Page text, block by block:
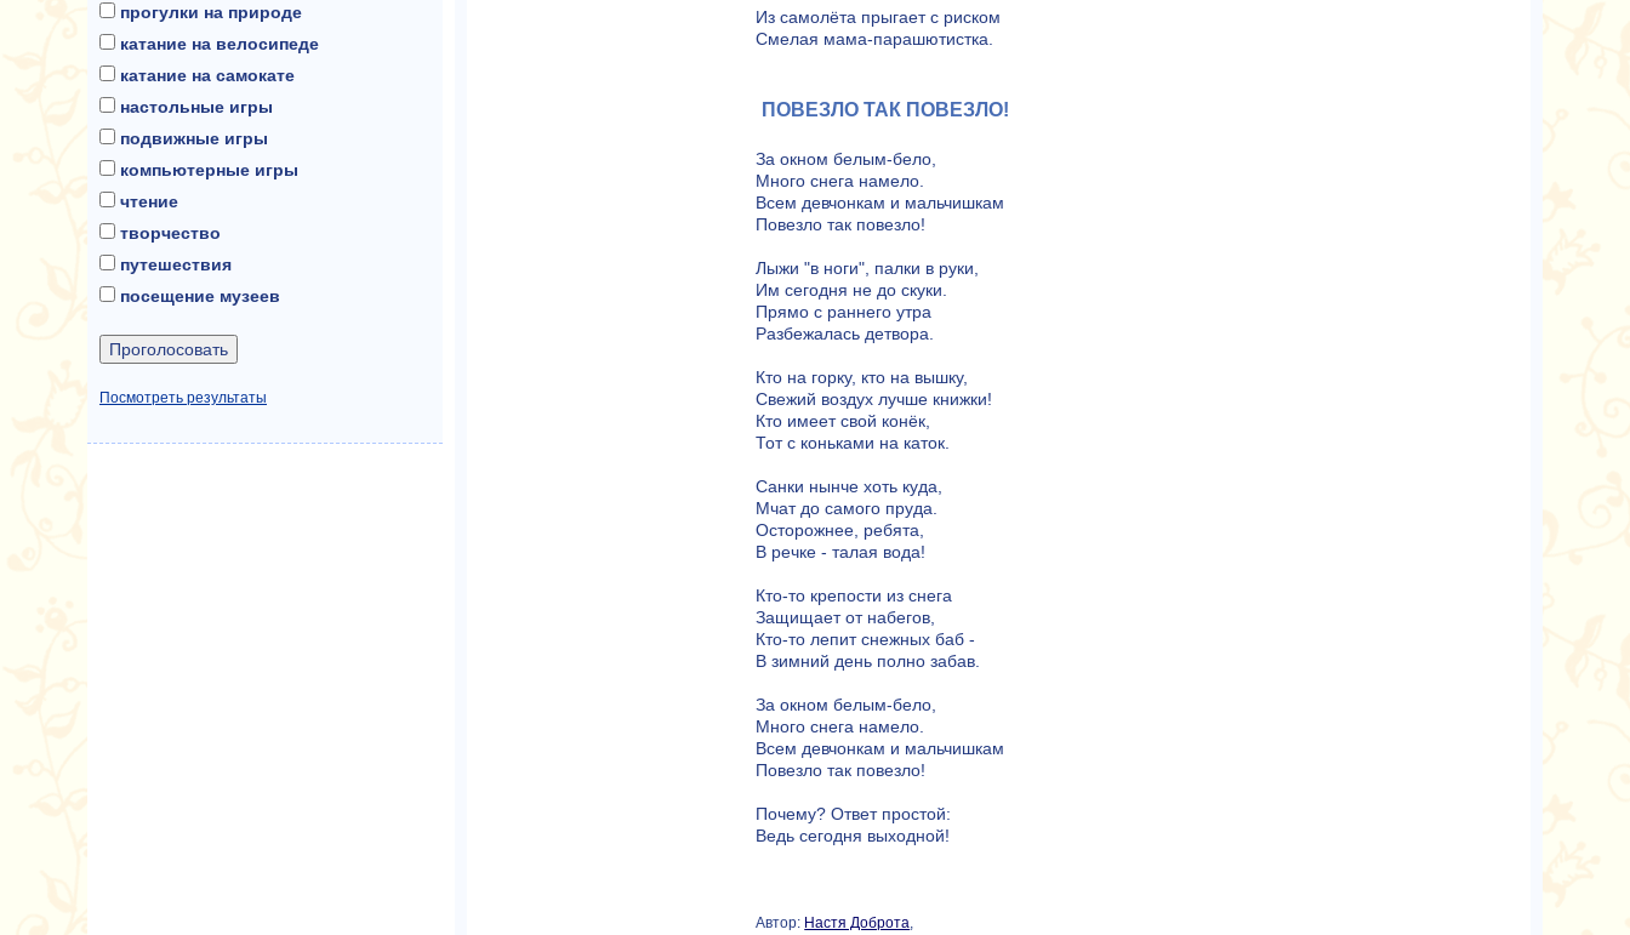
Из самолёта прыгает с риском
Смелая мама-парашютистка.
ПОВЕЗЛО ТАК ПОВЕЗЛО!
За окном белым-бело,
Много снега намело.
Всем девчонкам и мальчишкам
Повезло так повезло!
Лыжи "в ноги", палки в руки,
Им сегодня не до скуки.
Прямо с раннего утра
Разбежалась детвора.
Кто на горку, кто на вышку,
Свежий воздух лучше книжки!
Кто имеет свой конёк,
Тот с коньками на каток.
Санки нынче хоть куда,
Мчат до самого пруда.
Осторожнее, ребята,
В речке - талая вода!
Кто-то крепости из снега
Защищает от набегов,
Кто-то лепит снежных баб -
В зимний день полно забав.
За окном белым-бело,
Много снега намело.
Всем девчонкам и мальчишкам
Повезло так повезло!
Почему? Ответ простой:
Ведь сегодня выходной!
Автор: Настя Доброта,
прогулки на природе
катание на велосипеде
катание на самокате
настольные игры
подвижные игры
компьютерные игры
чтение
творчество
путешествия
посещение музеев
Посмотреть результаты